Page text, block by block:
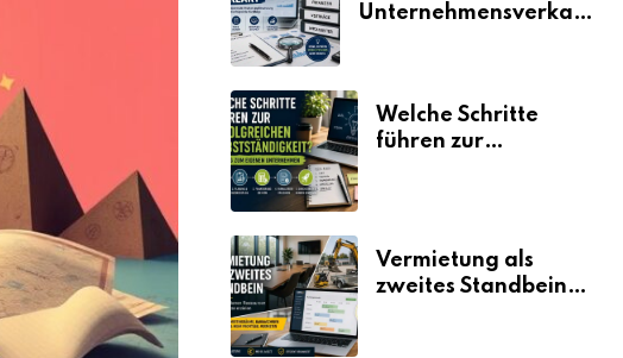
Unternehmensverkauf
Welche Schritte
führen zur
Vermietung als
zweites Standbein: